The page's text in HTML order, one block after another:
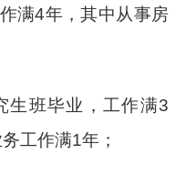
满4年，其中从事房
生班毕业，工作满3
工作满1年；